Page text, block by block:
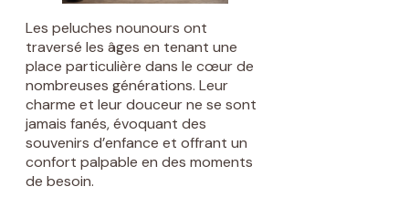
Les peluches nounours ont
traversé les âges en tenant une
place particulière dans le cœur de
nombreuses générations. Leur
charme et leur douceur ne se sont
jamais fanés, évoquant des
souvenirs d’enfance et offrant un
confort palpable en des moments
de besoin.